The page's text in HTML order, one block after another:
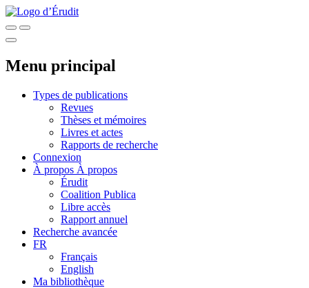
Menu principal
Types de publications
Revues
Thèses et mémoires
Livres et actes
Rapports de recherche
Connexion
À propos À propos
Érudit
Coalition Publica
Libre accès
Rapport annuel
Recherche avancée
FR
Français
English
Ma bibliothèque